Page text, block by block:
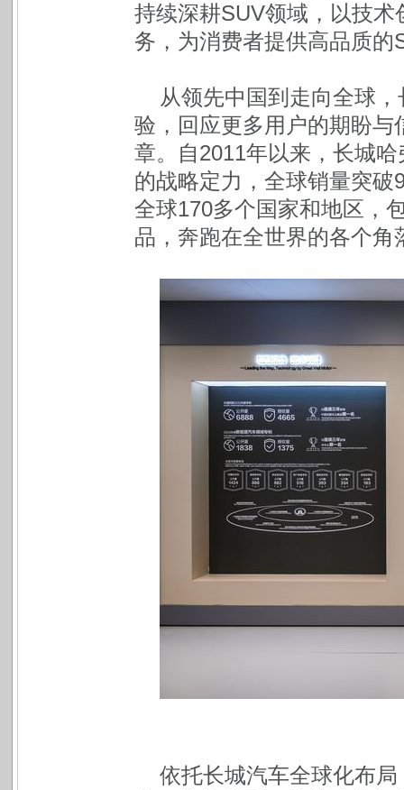
持续深耕SUV领域，以技
务，为消费者提供高品质的
从领先中国到走向全球
验，回应更多用户的期盼
章。自2011年以来，长城
的战略定力，全球销量突
全球170多个国家和地区，
品，奔跑在全世界的各个
依托长城汽车全球化布